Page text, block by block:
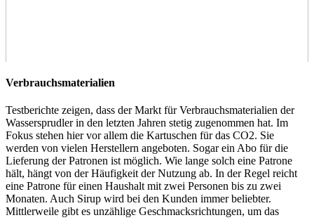
Verbrauchsmaterialien
Testberichte zeigen, dass der Markt für Verbrauchsmaterialien der
Wassersprudler in den letzten Jahren stetig zugenommen hat. Im
Fokus stehen hier vor allem die Kartuschen für das CO2. Sie
werden von vielen Herstellern angeboten. Sogar ein Abo für die
Lieferung der Patronen ist möglich. Wie lange solch eine Patrone
hält, hängt von der Häufigkeit der Nutzung ab. In der Regel reicht
eine Patrone für einen Haushalt mit zwei Personen bis zu zwei
Monaten. Auch Sirup wird bei den Kunden immer beliebter.
Mittlerweile gibt es unzählige Geschmacksrichtungen, um das